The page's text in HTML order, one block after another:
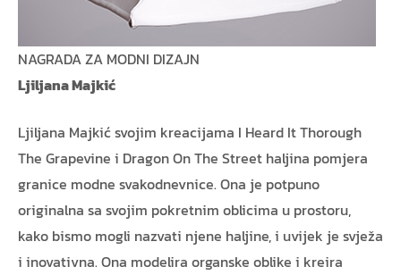
NAGRADA ZA MODNI DIZAJN
Ljiljana Majkić
Ljiljana Majkić svojim kreacijama I Heard It Thorough
The Grapevine i Dragon On The Street haljina pomjera
granice modne svakodnevnice. Ona je potpuno
originalna sa svojim pokretnim oblicima u prostoru,
kako bismo mogli nazvati njene haljine, i uvijek je svježa
i inovativna. Ona modelira organske oblike i kreira